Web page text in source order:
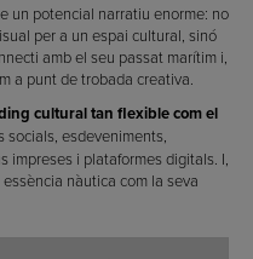
un potencial narratiu enorme: no
per a un espai cultural, sinó
amb el seu passat marítim i,
a punt de trobada creativa.
cultural tan flexible com el
socials, esdeveniments,
i plataformes digitals. I,
nàutica com la seva